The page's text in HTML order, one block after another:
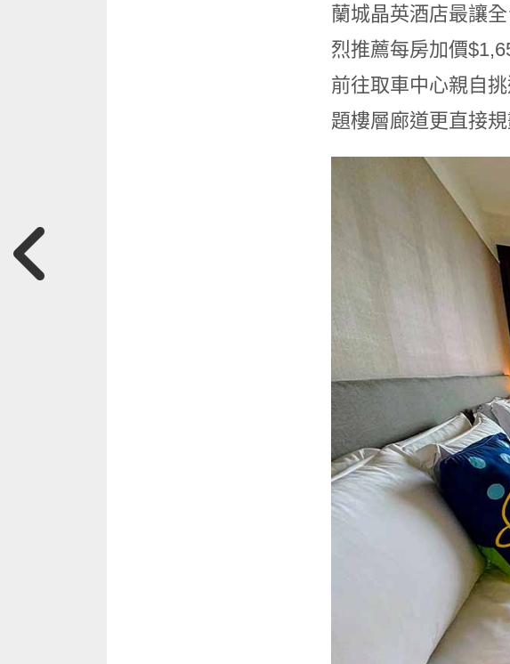
蘭城晶英酒店最讓
烈推薦每房加價
前往取車中心親自
題樓層廊道更直接